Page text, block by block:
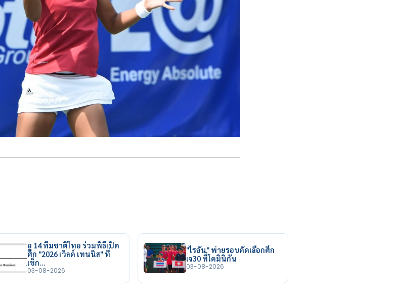
ยู 14 ทีมชาติไทย ร่วมพิธีเปิด
ศึก "2026 เวิลด์ เทนนิส" ที่
เช็ก…
03-08-2026
"ไรอัน" พ่ายรอบคัดเลือกศึก
เจ30 ที่โดมินิกัน
03-08-2026